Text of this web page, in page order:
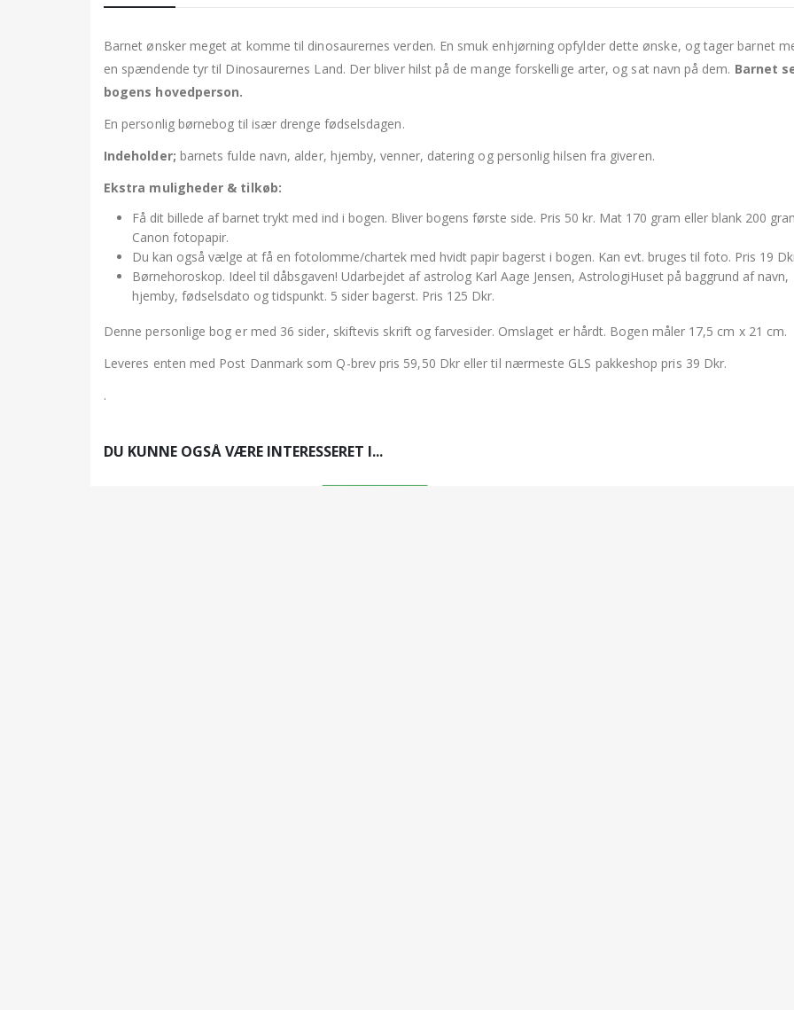
Barnet ønsker meget at komme til dinosaurernes verden. En smuk enhjørning opfylder dette ønske, og tager barnet
en spændende tyr til Dinosaurernes Land. Der bliver hilst på de mange forskellige arter, og sat navn på dem. Barnet
bogens hovedperson.
En personlig børnebog til især drenge fødselsdagen.
Indeholder; barnets fulde navn, alder, hjemby, venner, datering og personlig hilsen fra giveren.
Ekstra muligheder & tilkøb:
Få dit billede af barnet trykt med ind i bogen. Bliver bogens første side. Pris 50 kr. Mat 170 gram eller blank 200
Canon fotopapir.
Du kan også vælge at få en fotolomme/chartek med hvidt papir bagerst i bogen. Kan evt. bruges til foto. Pris 19
Børnehoroskop. Ideel til dåbsgaven! Udarbejdet af astrolog Karl Aage Jensen, AstrologiHuset på baggrund af navn,
hjemby, fødselsdato og tidspunkt. 5 sider bagerst. Pris 125 Dkr.
Denne personlige bog er med 36 sider, skiftevis skrift og farvesider. Omslaget er hårdt. Bogen måler 17,5 cm x 21 cm.
Leveres enten med Post Danmark som Q-brev pris 59,50 Dkr eller til nærmeste GLS pakkeshop pris 39 Dkr.
.
DU KUNNE OGSÅ VÆRE INTERESSERET I...